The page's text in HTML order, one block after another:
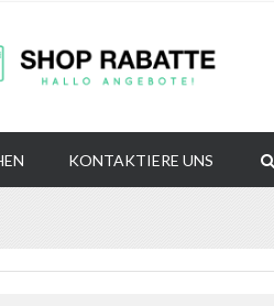
KONTAKTIERE UNS